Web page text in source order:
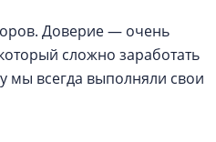
Доверие — очень
сложно заработать
мы всегда выполняли свои